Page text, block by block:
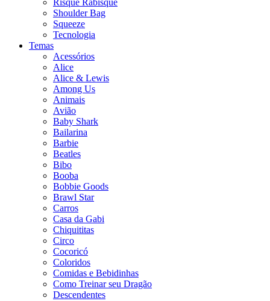
Risque Rabisque
Shoulder Bag
Squeeze
Tecnologia
Temas
Acessórios
Alice
Alice & Lewis
Among Us
Animais
Avião
Baby Shark
Bailarina
Barbie
Beatles
Bibo
Booba
Bobbie Goods
Brawl Star
Carros
Casa da Gabi
Chiquititas
Circo
Cocoricó
Coloridos
Comidas e Bebidinhas
Como Treinar seu Dragão
Descendentes